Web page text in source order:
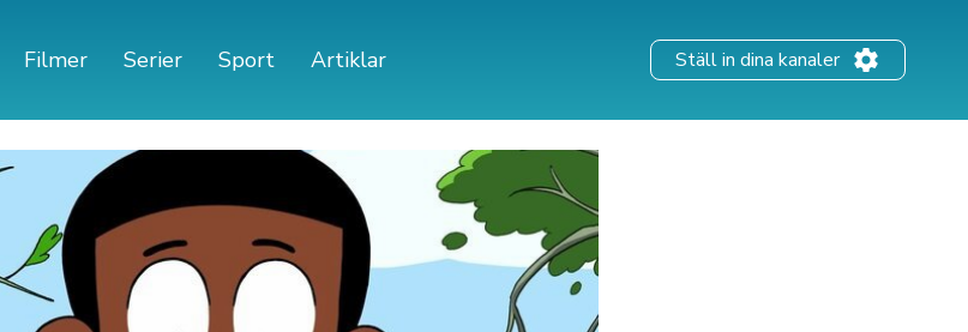
Filmer Serier Sport Artiklar Ställ in dina kanaler